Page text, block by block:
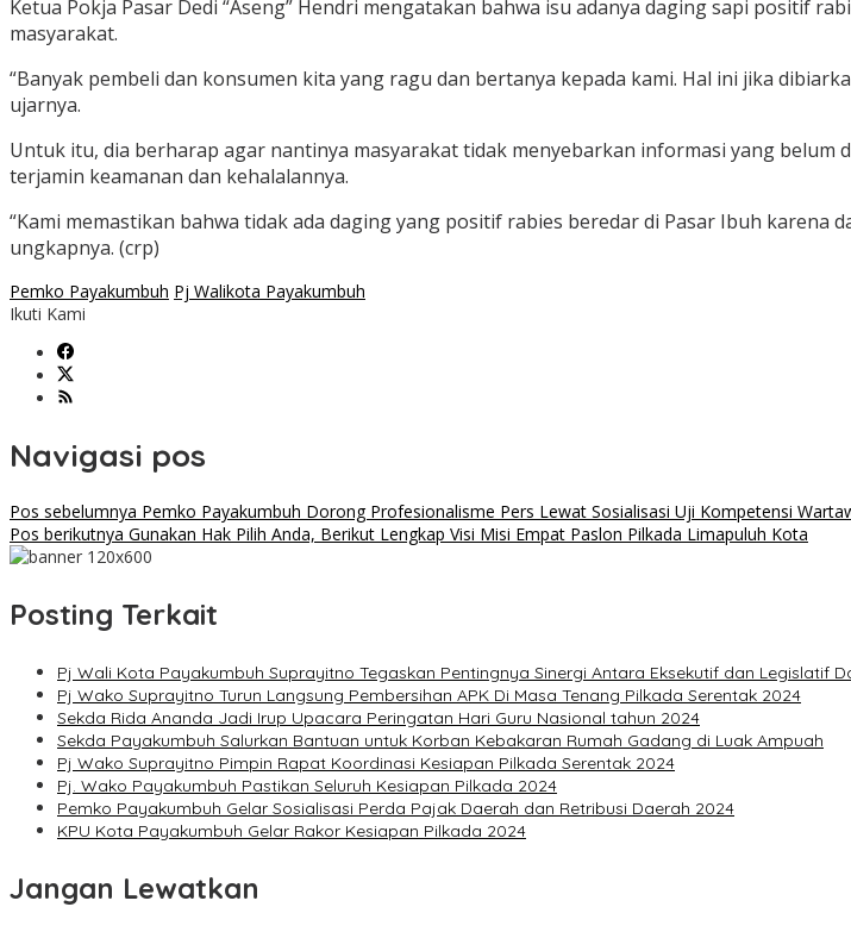
Ketua Pokja Pasar Dedi “Aseng” Hendri mengatakan bahwa isu adanya daging sapi positif
masyarakat.
“Banyak pembeli dan konsumen kita yang ragu dan bertanya kepada kami. Hal ini jika
ujarnya.
Untuk itu, dia berharap agar nantinya masyarakat tidak menyebarkan informasi yang belum
terjamin keamanan dan kehalalannya.
“Kami memastikan bahwa tidak ada daging yang positif rabies beredar di Pasar Ibuh
ungkapnya. (crp)
Pemko Payakumbuh Pj Walikota Payakumbuh
Ikuti Kami
Navigasi pos
Pos sebelumnya Pemko Payakumbuh Dorong Profesionalisme Pers Lewat Sosialisasi Uji Kompetensi
Pos berikutnya Gunakan Hak Pilih Anda, Berikut Lengkap Visi Misi Empat Paslon Pilkada Limapuluh Kota
Posting Terkait
Pj Wali Kota Payakumbuh Suprayitno Tegaskan Pentingnya Sinergi Antara Eksekutif dan Legislatif
Pj Wako Suprayitno Turun Langsung Pembersihan APK Di Masa Tenang Pilkada Serentak 2024
Sekda Rida Ananda Jadi Irup Upacara Peringatan Hari Guru Nasional tahun 2024
Sekda Payakumbuh Salurkan Bantuan untuk Korban Kebakaran Rumah Gadang di Luak Ampuah
Pj Wako Suprayitno Pimpin Rapat Koordinasi Kesiapan Pilkada Serentak 2024
Pj. Wako Payakumbuh Pastikan Seluruh Kesiapan Pilkada 2024
Pemko Payakumbuh Gelar Sosialisasi Perda Pajak Daerah dan Retribusi Daerah 2024
KPU Kota Payakumbuh Gelar Rakor Kesiapan Pilkada 2024
Jangan Lewatkan